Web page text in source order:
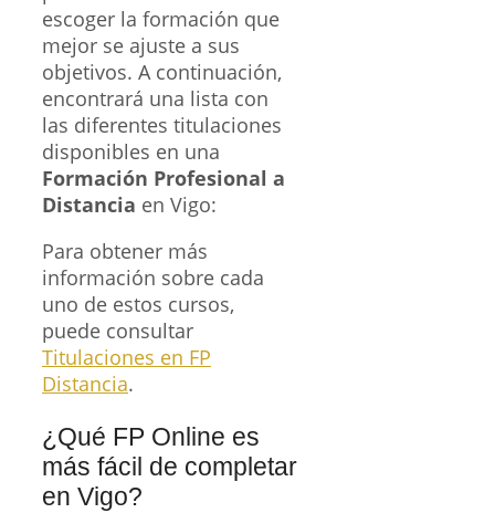
escoger la formación que
mejor se ajuste a sus
objetivos. A continuación,
encontrará una lista con
las diferentes titulaciones
disponibles en una
Formación Profesional a
Distancia en Vigo:
Para obtener más
información sobre cada
uno de estos cursos,
puede consultar
Titulaciones en FP
Distancia.
¿Qué FP Online es
más fácil de completar
en Vigo?